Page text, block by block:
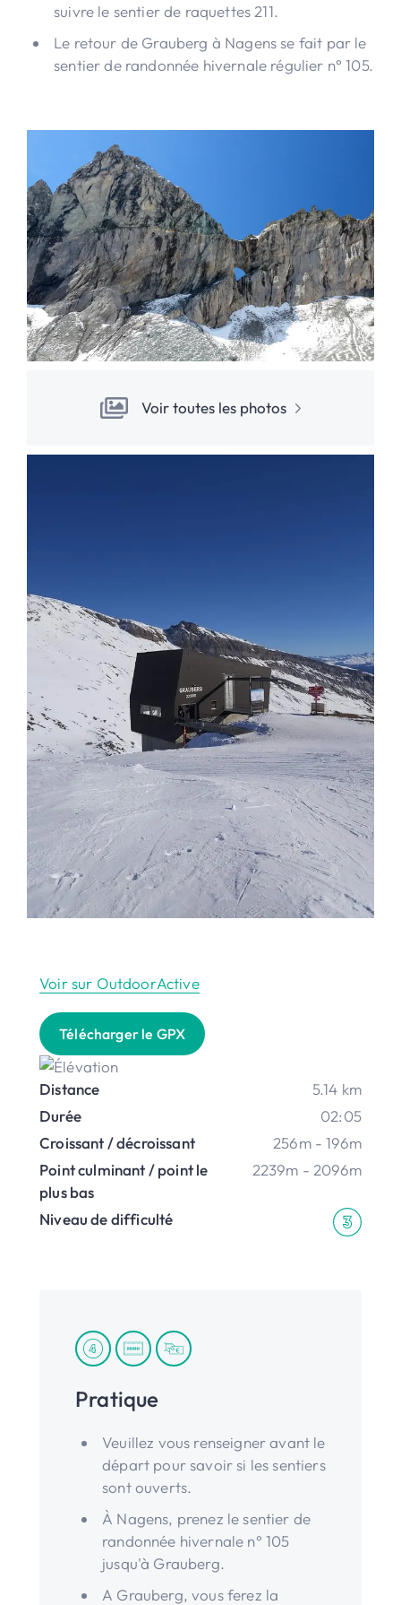
suivre le sentier de raquettes 211.
Le retour de Grauberg à Nagens se fait par le
sentier de randonnée hivernale régulier n° 105.
Voir toutes les photos
Voir sur OutdoorActive
Télécharger le GPX
Distance
5.14 km
Durée
02:05
Croissant / décroissant
256m - 196m
Point culminant / point le
plus bas
2239m - 2096m
Niveau de difficulté
Pratique
Veuillez vous renseigner avant le
départ pour savoir si les sentiers
sont ouverts.
À Nagens, prenez le sentier de
randonnée hivernale n° 105
jusqu'à Grauberg.
A Grauberg, vous ferez la